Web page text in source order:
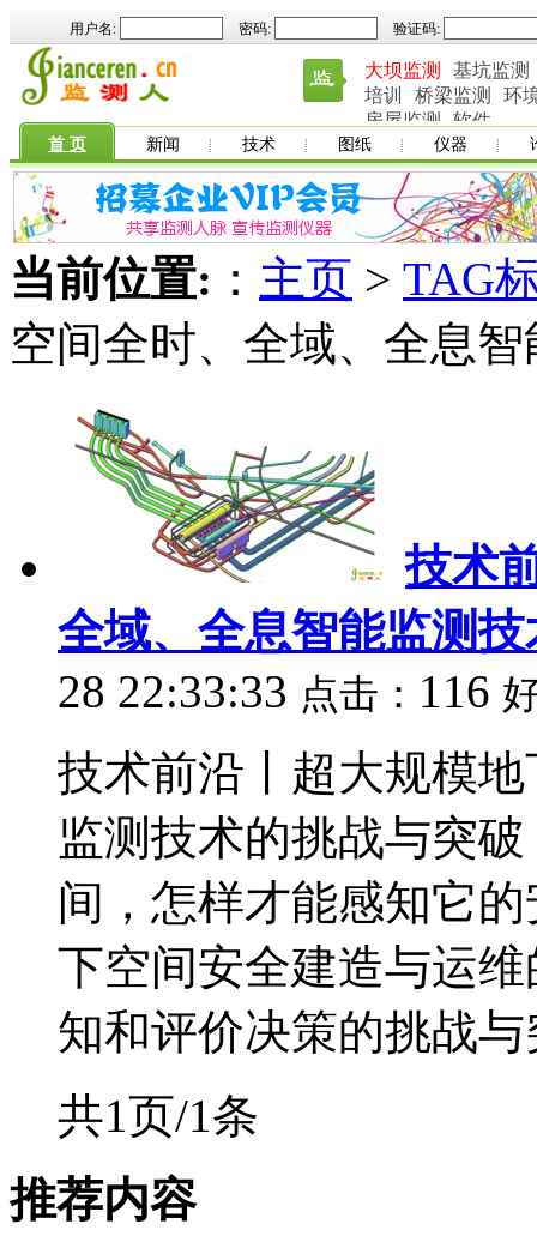
用户名: 密码: 验证码:
大坝监测
基坑监测
培训
桥梁监测
环
房屋监测
软件
首 页 新闻 技术 图纸 仪器
当前位置: ： 主页 > TAG
空间全时、全域、全息
技术
全域、全息智能监测
28 22:33:33 点击： 116
技术前沿丨超大规模
监测技术的挑战与突
间，怎样才能感知它
下空间安全建造与运
知和评价决策的挑战与
共1页/1条
推荐内容